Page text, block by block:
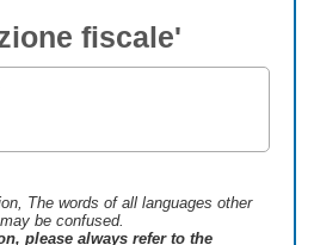
fiscale'
The words of all languages ​​other
be confused.
please always refer to the